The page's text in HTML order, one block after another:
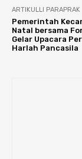
ARTIKULLI PARAPRAK
Pemerintah
Natal bersama
Gelar Upacara
Harlah Pancasila